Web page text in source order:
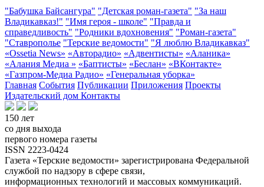
"Бабушка Байсангура" "Детская роман-газета" "За наш
Владикавказ!" "Имя героя - школе" "Правда и
справедливость" "Родники вдохновения" "Роман-газета"
"Ставрополье "Терские ведомости" "Я люблю Владикавказ"
«Ossetia News» «Авторадио» «Адвентисты» «Аланика»
«Алания Медиа » «Баптисты» «Беслан» «ВКонтакте»
«Газпром-Медиа Радио» «Генеральная уборка»
Главная События Публикации Приложения Проекты
Издательский дом Контакты
150 лет
со дня выхода
первого номера газеты
ISSN 2223-0424
Газета «Терские ведомости» зарегистрирована Федеральной
службой по надзору в сфере связи,
информационных технологий и массовых коммуникаций.